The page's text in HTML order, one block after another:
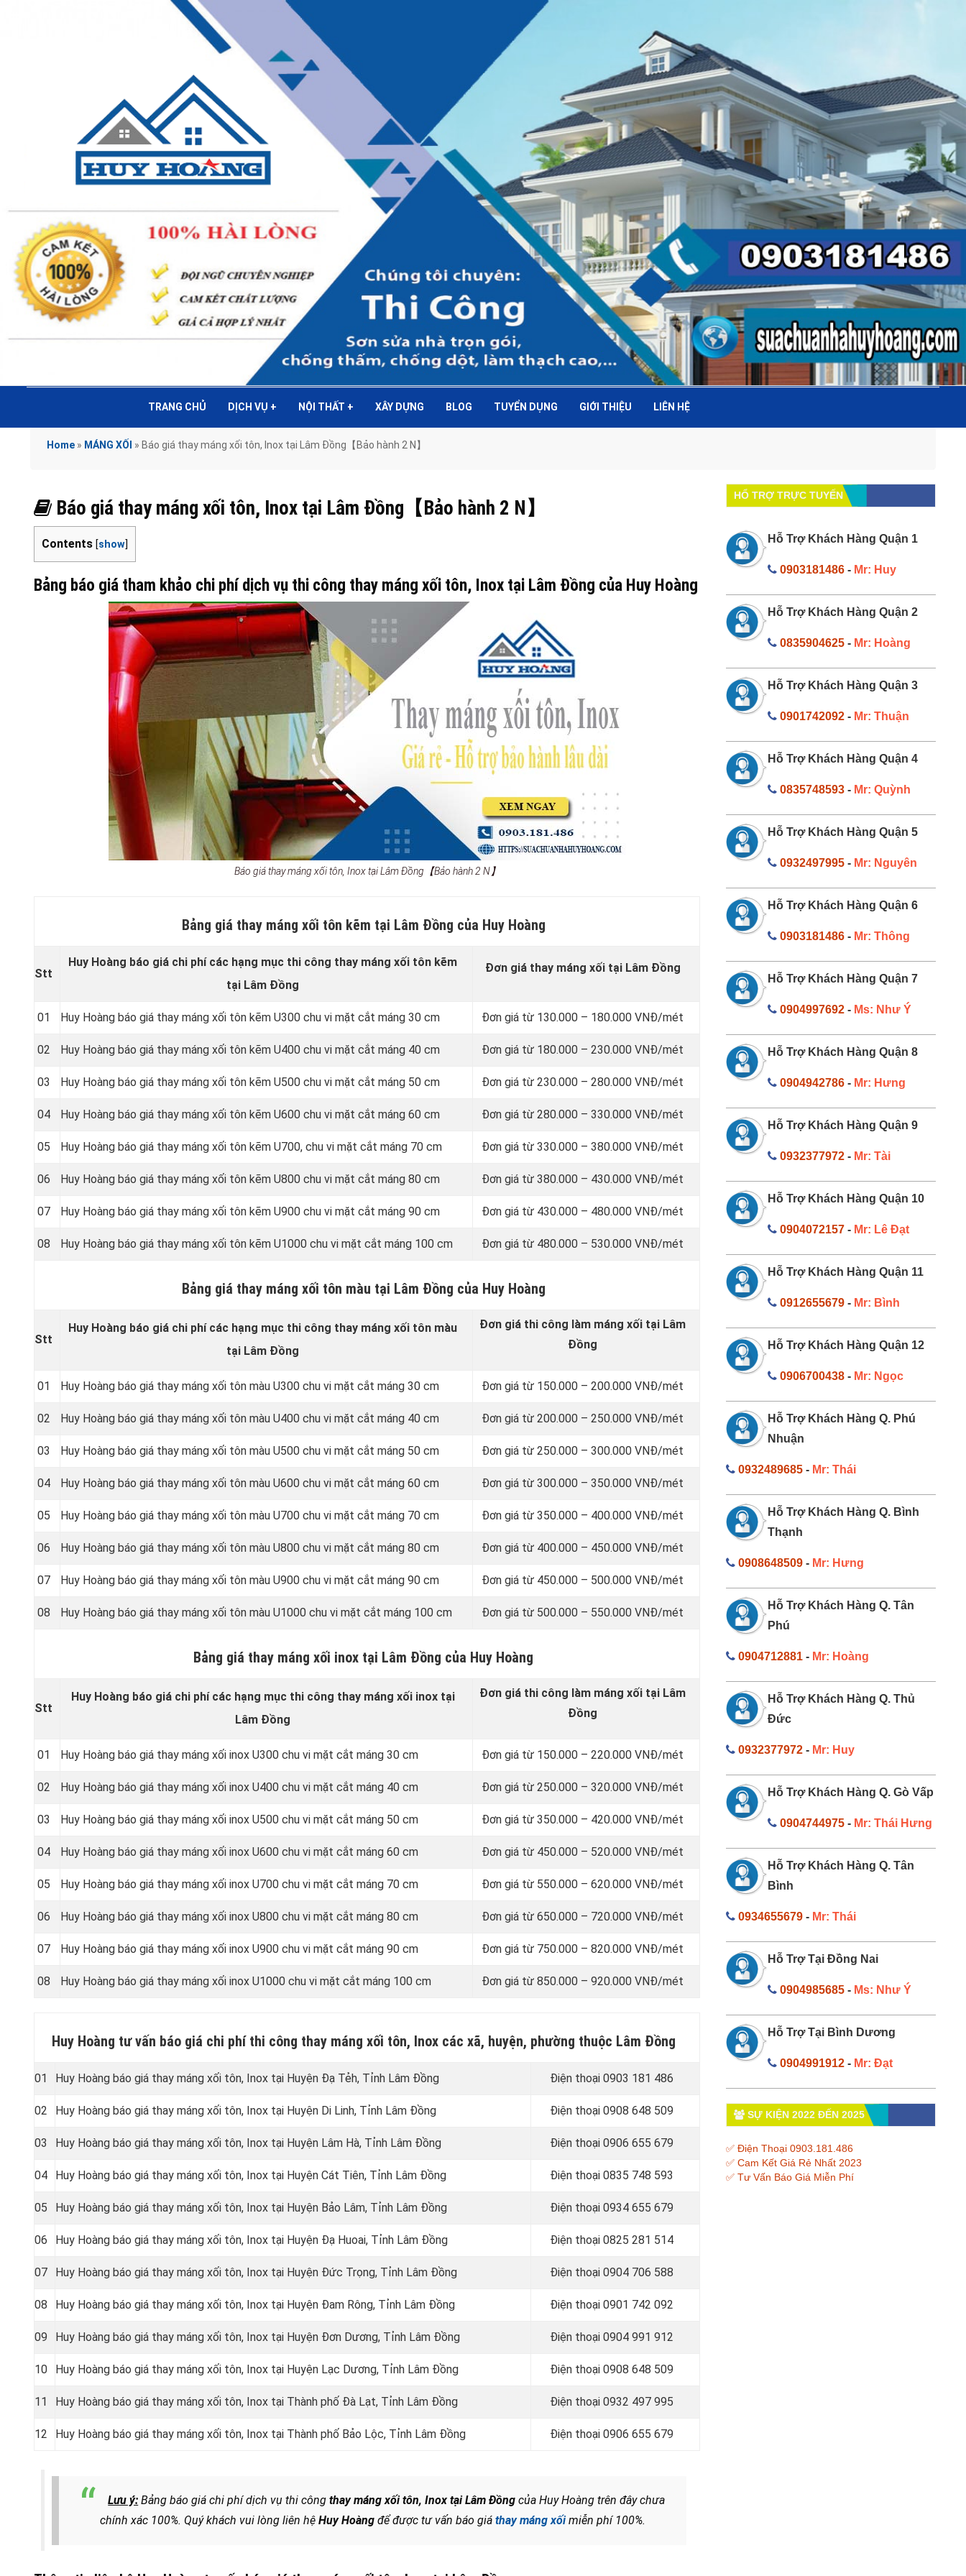
TRANG CHỦ DỊCH VỤ + NỘI THẤT + XÂY DỰNG BLOG TUYỂN DỤNG GIỚI THIỆU LIÊN HỆ
Home » MÁNG XỐI » Báo giá thay máng xối tôn, Inox tại Lâm Đồng【Bảo hành 2 N】
Báo giá thay máng xối tôn, Inox tại Lâm Đồng【Bảo hành 2 N】
Contents [show]
Bảng báo giá tham khảo chi phí dịch vụ thi công thay máng xối tôn, Inox tại Lâm Đồng của Huy Hoàng
Báo giá thay máng xối tôn, Inox tại Lâm Đồng【Bảo hành 2 N】
Bảng giá thay máng xối tôn kẽm tại Lâm Đồng của Huy Hoàng
Stt
Huy Hoàng báo giá chi phí các hạng mục thi công thay máng xối tôn kẽm
tại Lâm Đồng
Đơn giá thay máng xối tại Lâm Đồng
01 Huy Hoàng báo giá thay máng xối tôn kẽm U300 chu vi mặt cắt máng 30 cm Đơn giá từ 130.000 – 180.000 VNĐ/mét
02 Huy Hoàng báo giá thay máng xối tôn kẽm U400 chu vi mặt cắt máng 40 cm Đơn giá từ 180.000 – 230.000 VNĐ/mét
03 Huy Hoàng báo giá thay máng xối tôn kẽm U500 chu vi mặt cắt máng 50 cm Đơn giá từ 230.000 – 280.000 VNĐ/mét
04 Huy Hoàng báo giá thay máng xối tôn kẽm U600 chu vi mặt cắt máng 60 cm Đơn giá từ 280.000 – 330.000 VNĐ/mét
05 Huy Hoàng báo giá thay máng xối tôn kẽm U700, chu vi mặt cắt máng 70 cm Đơn giá từ 330.000 – 380.000 VNĐ/mét
06 Huy Hoàng báo giá thay máng xối tôn kẽm U800 chu vi mặt cắt máng 80 cm Đơn giá từ 380.000 – 430.000 VNĐ/mét
07 Huy Hoàng báo giá thay máng xối tôn kẽm U900 chu vi mặt cắt máng 90 cm Đơn giá từ 430.000 – 480.000 VNĐ/mét
08 Huy Hoàng báo giá thay máng xối tôn kẽm U1000 chu vi mặt cắt máng 100 cm Đơn giá từ 480.000 – 530.000 VNĐ/mét
Bảng giá thay máng xối tôn màu tại Lâm Đồng của Huy Hoàng
Stt
Huy Hoàng báo giá chi phí các hạng mục thi công thay máng xối tôn màu
tại Lâm Đồng
Đơn giá thi công làm máng xối tại Lâm
Đồng
01 Huy Hoàng báo giá thay máng xối tôn màu U300 chu vi mặt cắt máng 30 cm Đơn giá từ 150.000 – 200.000 VNĐ/mét
02 Huy Hoàng báo giá thay máng xối tôn màu U400 chu vi mặt cắt máng 40 cm Đơn giá từ 200.000 – 250.000 VNĐ/mét
03 Huy Hoàng báo giá thay máng xối tôn màu U500 chu vi mặt cắt máng 50 cm Đơn giá từ 250.000 – 300.000 VNĐ/mét
04 Huy Hoàng báo giá thay máng xối tôn màu U600 chu vi mặt cắt máng 60 cm Đơn giá từ 300.000 – 350.000 VNĐ/mét
05 Huy Hoàng báo giá thay máng xối tôn màu U700 chu vi mặt cắt máng 70 cm Đơn giá từ 350.000 – 400.000 VNĐ/mét
06 Huy Hoàng báo giá thay máng xối tôn màu U800 chu vi mặt cắt máng 80 cm Đơn giá từ 400.000 – 450.000 VNĐ/mét
07 Huy Hoàng báo giá thay máng xối tôn màu U900 chu vi mặt cắt máng 90 cm Đơn giá từ 450.000 – 500.000 VNĐ/mét
08 Huy Hoàng báo giá thay máng xối tôn màu U1000 chu vi mặt cắt máng 100 cm Đơn giá từ 500.000 – 550.000 VNĐ/mét
Bảng giá thay máng xối inox tại Lâm Đồng của Huy Hoàng
Stt
Huy Hoàng báo giá chi phí các hạng mục thi công thaymáng xối inoxtại
Lâm Đồng
Đơn giá thi công làm máng xối tại Lâm
Đồng
01 Huy Hoàng báo giá thay máng xối inox U300 chu vi mặt cắt máng 30 cm Đơn giá từ 150.000 – 220.000 VNĐ/mét
02 Huy Hoàng báo giá thay máng xối inox U400 chu vi mặt cắt máng 40 cm Đơn giá từ 250.000 – 320.000 VNĐ/mét
03 Huy Hoàng báo giá thay máng xối inox U500 chu vi mặt cắt máng 50 cm Đơn giá từ 350.000 – 420.000 VNĐ/mét
04 Huy Hoàng báo giá thay máng xối inox U600 chu vi mặt cắt máng 60 cm Đơn giá từ 450.000 – 520.000 VNĐ/mét
05 Huy Hoàng báo giá thay máng xối inox U700 chu vi mặt cắt máng 70 cm Đơn giá từ 550.000 – 620.000 VNĐ/mét
06 Huy Hoàng báo giá thay máng xối inox U800 chu vi mặt cắt máng 80 cm Đơn giá từ 650.000 – 720.000 VNĐ/mét
07 Huy Hoàng báo giá thay máng xối inox U900 chu vi mặt cắt máng 90 cm Đơn giá từ 750.000 – 820.000 VNĐ/mét
08 Huy Hoàng báo giá thay máng xối inox U1000 chu vi mặt cắt máng 100 cm Đơn giá từ 850.000 – 920.000 VNĐ/mét
Huy Hoàng tư vấn báo giá chi phí thi công thay máng xối tôn, Inox các xã, huyện, phường thuộc Lâm Đồng
01 Huy Hoàng báo giá thay máng xối tôn, Inox tại Huyện Đạ Tẻh, Tỉnh Lâm Đồng Điện thoại 0903 181 486
02 Huy Hoàng báo giá thay máng xối tôn, Inox tại Huyện Di Linh, Tỉnh Lâm Đồng Điện thoại 0908 648 509
03 Huy Hoàng báo giá thay máng xối tôn, Inox tại Huyện Lâm Hà, Tỉnh Lâm Đồng Điện thoại 0906 655 679
04 Huy Hoàng báo giá thay máng xối tôn, Inox tại Huyện Cát Tiên, Tỉnh Lâm Đồng Điện thoại 0835 748 593
05 Huy Hoàng báo giá thay máng xối tôn, Inox tại Huyện Bảo Lâm, Tỉnh Lâm Đồng Điện thoại 0934 655 679
06 Huy Hoàng báo giá thay máng xối tôn, Inox tại Huyện Đạ Huoai, Tỉnh Lâm Đồng Điện thoại 0825 281 514
07 Huy Hoàng báo giá thay máng xối tôn, Inox tại Huyện Đức Trọng, Tỉnh Lâm Đồng Điện thoại 0904 706 588
08 Huy Hoàng báo giá thay máng xối tôn, Inox tại Huyện Đam Rông, Tỉnh Lâm Đồng Điện thoại 0901 742 092
09 Huy Hoàng báo giá thay máng xối tôn, Inox tại Huyện Đơn Dương, Tỉnh Lâm Đồng Điện thoại 0904 991 912
10 Huy Hoàng báo giá thay máng xối tôn, Inox tại Huyện Lạc Dương, Tỉnh Lâm Đồng Điện thoại 0908 648 509
11 Huy Hoàng báo giá thay máng xối tôn, Inox tại Thành phố Đà Lạt, Tỉnh Lâm Đồng Điện thoại 0932 497 995
12 Huy Hoàng báo giá thay máng xối tôn, Inox tại Thành phố Bảo Lộc, Tỉnh Lâm Đồng Điện thoại 0906 655 679
Lưu ý: Bảng báo giá chi phí dịch vụ thi côngthay máng xối tôn, Inox tại Lâm Đồng của Huy Hoàng trên đây chưa
chính xác 100%. Quý khách vui lòng liên hệ Huy Hoàngđể được tư vấn báo giá thay máng xốimiễn phí 100%.
HỔ TRỢ TRỰC TUYẾN
Hỗ Trợ Khách Hàng Quận 1
0903181486 - Mr: Huy
Hỗ Trợ Khách Hàng Quận 2
0835904625 - Mr: Hoàng
Hỗ Trợ Khách Hàng Quận 3
0901742092 - Mr: Thuận
Hỗ Trợ Khách Hàng Quận 4
0835748593 - Mr: Quỳnh
Hỗ Trợ Khách Hàng Quận 5
0932497995 - Mr: Nguyên
Hỗ Trợ Khách Hàng Quận 6
0903181486 - Mr: Thông
Hỗ Trợ Khách Hàng Quận 7
0904997692 - Ms: Như Ý
Hỗ Trợ Khách Hàng Quận 8
0904942786 - Mr: Hưng
Hỗ Trợ Khách Hàng Quận 9
0932377972 - Mr: Tài
Hỗ Trợ Khách Hàng Quận 10
0904072157 - Mr: Lê Đạt
Hỗ Trợ Khách Hàng Quận 11
0912655679 - Mr: Bình
Hỗ Trợ Khách Hàng Quận 12
0906700438 - Mr: Ngọc
Hỗ Trợ Khách Hàng Q. Phú
Nhuận
0932489685- Mr: Thái
Hỗ Trợ Khách Hàng Q. Bình
Thạnh
0908648509- Mr: Hưng
Hỗ Trợ Khách Hàng Q. Tân
Phú
0904712881- Mr: Hoàng
Hỗ Trợ Khách Hàng Q. Thủ
Đức
0932377972- Mr: Huy
Hỗ Trợ Khách Hàng Q. Gò Vấp
0904744975 - Mr: Thái Hưng
Hỗ Trợ Khách Hàng Q. Tân
Bình
0934655679- Mr: Thái
Hỗ Trợ Tại Đồng Nai
0904985685 - Ms: Như Ý
Hỗ Trợ Tại Bình Dương
0904991912 - Mr: Đạt
SỰ KIỆN 2022 ĐẾN 2025
✅ Điện Thoại 0903.181.486
✅ Cam Kết Giá Rẻ Nhất 2023
✅ Tư Vấn Báo Giá Miễn Phí